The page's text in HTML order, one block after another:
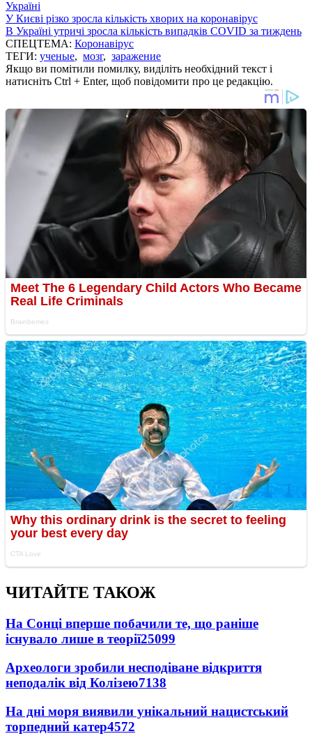
Україні
У Києві різко зросла кількість хворих на коронавірус
В Україні утричі зросла кількість випадків COVID за тиждень
СПЕЦТЕМА: Коронавірус
ТЕГИ: ученые, мозг, заражение
Якщо ви помітили помилку, виділіть необхідний текст і
натисніть Ctrl + Enter, щоб повідомити про це редакцію.
ЧИТАЙТЕ ТАКОЖ
На Сонці вперше побачили те, що раніше
існувало лише в теорії25099
Археологи зробили несподіване відкриття
неподалік від Колізею7138
На дні моря виявили унікальний нацистський
торпедний катер4572